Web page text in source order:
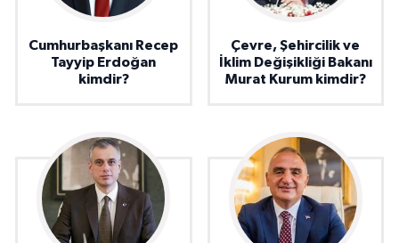
Cumhurbaşkanı Recep
Tayyip Erdoğan
kimdir?
Çevre, Şehircilik ve
İklim Değişikliği Bakanı
Murat Kurum kimdir?